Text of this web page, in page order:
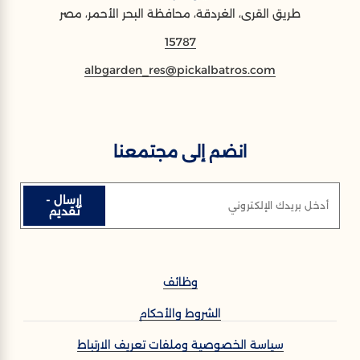
طريق القرى، الغردقة، محافظة البحر الأحمر، مصر
15787
albgarden_res@pickalbatros.com
انضم إلى مجتمعنا
أدخل بريدك الإلكتروني إرسال -
تقديم
وظائف
الشروط والأحكام
سياسة الخصوصية وملفات تعريف الارتباط